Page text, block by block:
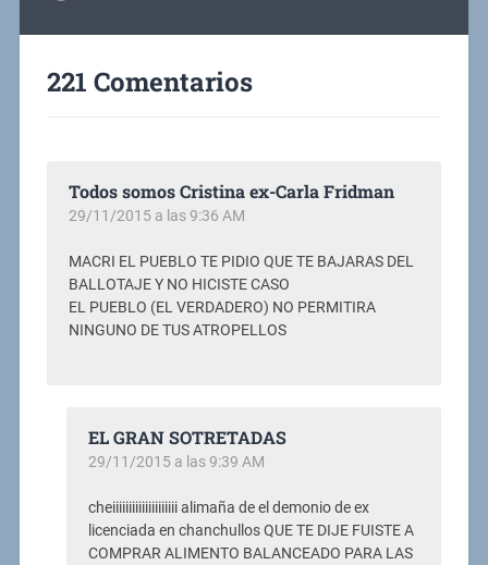
221 Comentarios
Todos somos Cristina ex-Carla Fridman
29/11/2015 a las 9:36 AM
MACRI EL PUEBLO TE PIDIO QUE TE BAJARAS DEL
BALLOTAJE Y NO HICISTE CASO
EL PUEBLO (EL VERDADERO) NO PERMITIRA
NINGUNO DE TUS ATROPELLOS
EL GRAN SOTRETADAS
29/11/2015 a las 9:39 AM
cheiiiiiiiiiiiiiiiiiiii alimaña de el demonio de ex
licenciada en chanchullos QUE TE DIJE FUISTE A
COMPRAR ALIMENTO BALANCEADO PARA LAS